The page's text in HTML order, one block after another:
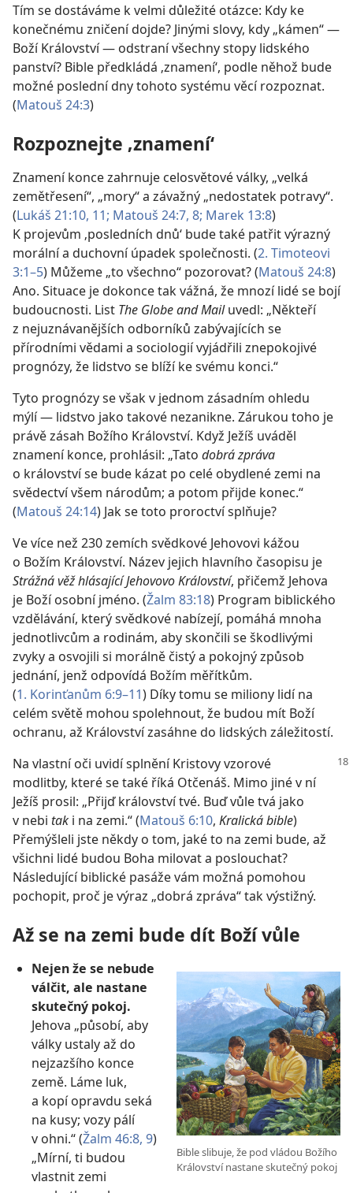
Tím se dostáváme k velmi důležité otázce: Kdy ke
konečnému zničení dojde? Jinými slovy, kdy „kámen“ —
Boží Království — odstraní všechny stopy lidského
panství? Bible předkládá ‚znamení‘, podle něhož bude
možné poslední dny tohoto systému věcí rozpoznat.
(Matouš 24:3)
Rozpoznejte ‚znamení‘
Znamení konce zahrnuje celosvětové války, „velká
zemětřesení“, „mory“ a závažný „nedostatek potravy“.
(Lukáš 21:10, 11; Matouš 24:7, 8; Marek 13:8)
K projevům ‚posledních dnů‘ bude také patřit výrazný
morální a duchovní úpadek společnosti. (2. Timoteovi
3:1–5) Můžeme „to všechno“ pozorovat? (Matouš 24:8)
Ano. Situace je dokonce tak vážná, že mnozí lidé se bojí
budoucnosti. List The Globe and Mailuvedl: „Někteří
z nejuznávanějších odborníků zabývajících se
přírodními vědami a sociologií vyjádřili znepokojivé
prognózy, že lidstvo se blíží ke svému konci.“
Tyto prognózy se však v jednom zásadním ohledu
mýlí — lidstvo jako takové nezanikne. Zárukou toho je
právě zásah Božího Království. Když Ježíš uváděl
znamení konce, prohlásil: „Tato dobrá zpráva
o království se bude kázat po celé obydlené zemi na
svědectví všem národům; a potom přijde konec.“
(Matouš 24:14) Jak se toto proroctví splňuje?
Ve více než 230 zemích svědkové Jehovovi kážou
o Božím Království. Název jejich hlavního časopisu je
Strážná věž hlásající Jehovovo Království, přičemž Jehova
je Boží osobní jméno. (Žalm 83:18) Program biblického
vzdělávání, který svědkové nabízejí, pomáhá mnoha
jednotlivcům a rodinám, aby skončili se škodlivými
zvyky a osvojili si morálně čistý a pokojný způsob
jednání, jenž odpovídá Božím měřítkům.
(1. Korinťanům 6:9–11) Díky tomu se miliony lidí na
celém světě mohou spolehnout, že budou mít Boží
ochranu, až Království zasáhne do lidských záležitostí.
Na vlastní oči uvidí splnění Kristovy vzorové
modlitby, které se také říká Otčenáš. Mimo jiné v ní
Ježíš prosil: „Přijď království tvé. Buď vůle tvá jako
v nebi tak i na zemi.“ (Matouš 6:10, Kralická bible)
Přemýšleli jste někdy o tom, jaké to na zemi bude, až
všichni lidé budou Boha milovat a poslouchat?
Následující biblické pasáže vám možná pomohou
pochopit, proč je výraz „dobrá zpráva“ tak výstižný.
Až se na zemi bude dít Boží vůle
Bible slibuje, že pod vládou Božího
Království nastane skutečný pokoj
Nejen že se nebude
válčit, ale nastane
skutečný pokoj.
Jehova „působí, aby
války ustaly až do
nejzazšího konce
země. Láme luk,
a kopí opravdu seká
na kusy; vozy pálí
v ohni.“ (Žalm 46:8, 9)
„Mírní, ti budou
vlastnit zemi